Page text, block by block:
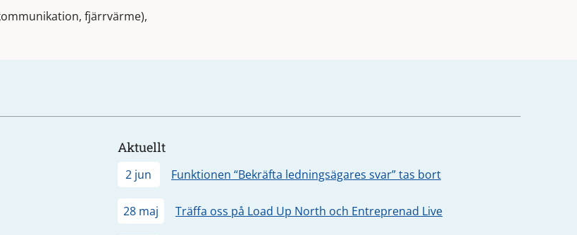
fjärrvärme),
Aktuellt
2 jun Funktionen “Bekräfta ledningsägares svar” tas bort
28 maj Träffa oss på Load Up North och Entreprenad Live